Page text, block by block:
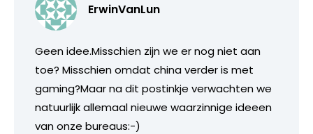
ErwinVanLun
Geen idee.Misschien zijn we er nog niet aan
toe? Misschien omdat china verder is met
gaming?Maar na dit postinkje verwachten we
natuurlijk allemaal nieuwe waarzinnige ideeen
van onze bureaus:-)